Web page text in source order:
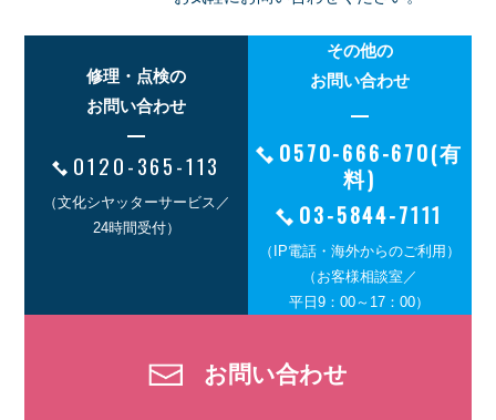
修理・点検の
お問い合わせ
0120-365-113
（文化シヤッターサービス／
24時間受付）
その他の
お問い合わせ
0570-666-670(有
料)
03-5844-7111
（IP電話・海外からのご利用）
（お客様相談室／
平日9：00～17：00）
お問い合わせ